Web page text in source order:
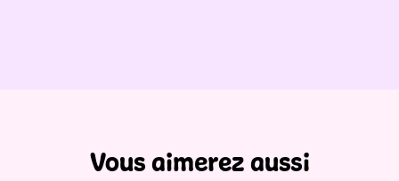
Vous aimerez aussi